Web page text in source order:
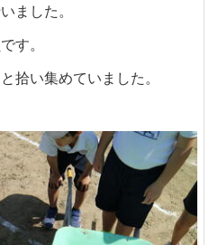
ました。
す。
拾い集めていました。